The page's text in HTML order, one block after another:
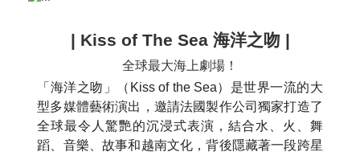
| Kiss of The Sea 海洋之吻 |
全球最大海上劇場！
「海洋之吻」（Kiss of the Sea）是世界一流的大
型多媒體藝術演出，邀請法國製作公司獨家打造了
全球最令人驚艷的沉浸式表演，結合水、火、舞
蹈、音樂、故事和越南文化，背後隱藏著一段跨星